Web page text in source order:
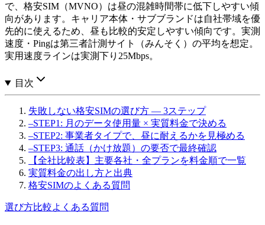
で、格安SIM（MVNO）は昼の混雑時間帯に低下しやすい傾
向があります。キャリア本体・サブブランドは自社帯域を優
先的に使えるため、昼も比較的安定しやすい傾向です。 実測
速度・Pingは第三者計測サイト（みんそく）の平均を想定。
実用速度ラインは実測下り 25Mbps。
目次
失敗しない格安SIMの選び方 — 3ステップ
–STEP1: 月のデータ使用量 × 実質料金で決める
–STEP2: 事業者タイプで、昼に耐えるかを見極める
–STEP3: 通話（かけ放題）の要否で最終確認
【全社比較表】主要各社・全プランを料金順で一覧
実質料金の出し方と出典
格安SIMのよくある質問
選び方比較よくある質問